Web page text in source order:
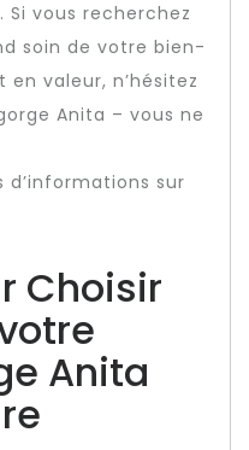
vous recherchez
soin de votre bien-
valeur, n’hésitez
Anita – vous ne
sur
Choisir
Anita